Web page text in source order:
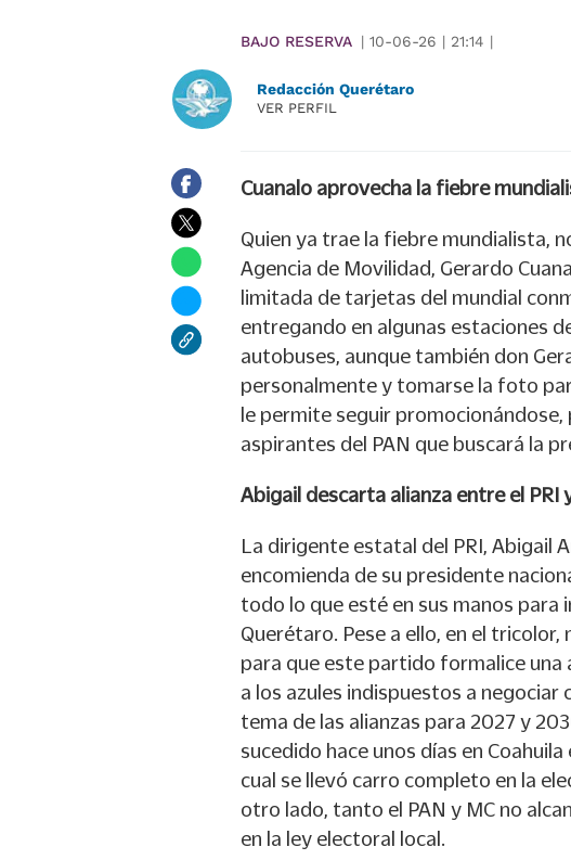
BAJO RESERVA | 10-06-26 | 21:14 |
Redacción Querétaro
VER PERFIL
Cuanalo aprovecha la fiebre
Quien ya trae la fiebre mundialista,
Agencia de Movilidad, Gerardo
limitada de tarjetas del mundial
entregando en algunas estaciones
autobuses, aunque también don
personalmente y tomarse la foto
le permite seguir promocionándose,
aspirantes del PAN que buscará la
Abigail descarta alianza entre el PRI
La dirigente estatal del PRI, Abigail
encomienda de su presidente
todo lo que esté en sus manos
Querétaro. Pese a ello, en el tricolor,
para que este partido formalice una
a los azules indispuestos a negociar
tema de las alianzas para 2027 y
sucedido hace unos días en
cual se llevó carro completo en la
otro lado, tanto el PAN y MC no
en la ley electoral local.